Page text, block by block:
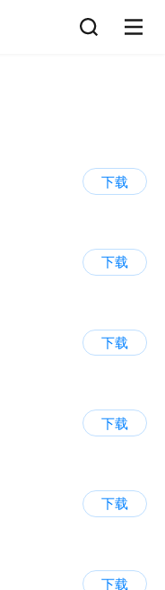
下载
下载
下载
下载
下载
下载